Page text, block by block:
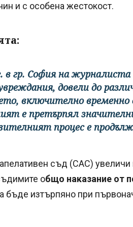
и с особена жестокост.
в гр. София на
довели до
включително временно
е претърпял
процес е
съд (САС) увеличи
общо наказание от
бъде изтърпяно при